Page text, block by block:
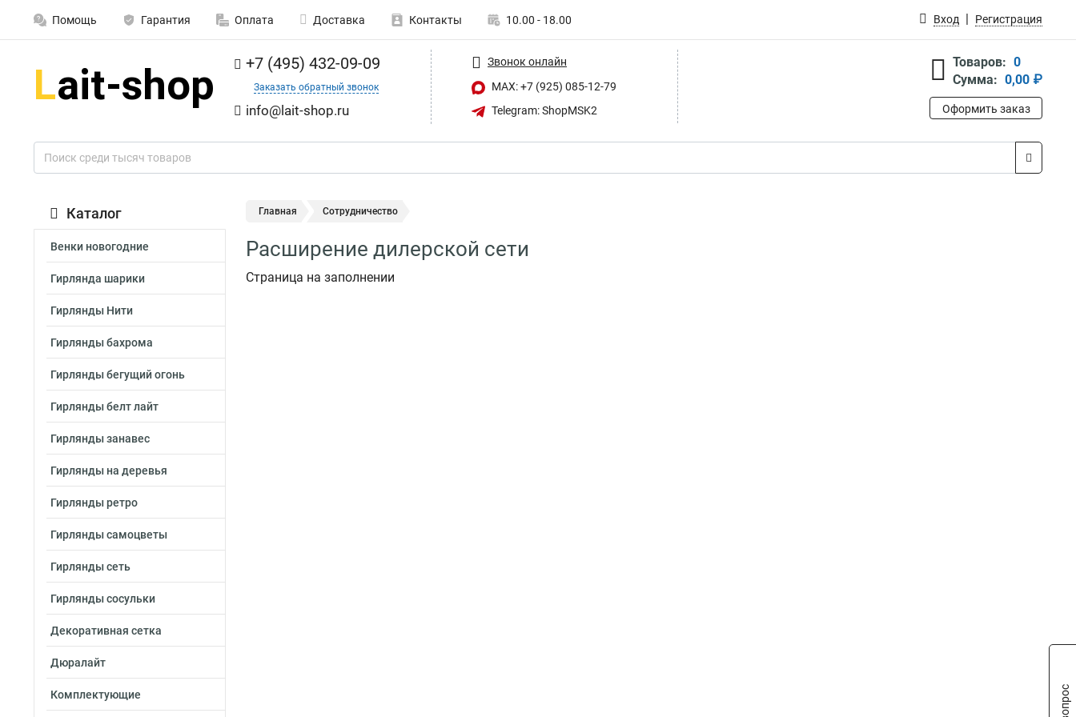
Помощь Гарантия Оплата Доставка Контакты 10.00 - 18.00 Вход Регистрация
+7 (495) 432-09-09
Заказать обратный звонок
info@lait-shop.ru
Звонок онлайн
MAX: +7 (925) 085-12-79
Telegram: ShopMSK2
Товаров: 0
Сумма: 0,00 ₽
Оформить заказ
Каталог
Венки новогодние
Гирлянда шарики
Гирлянды Нити
Гирлянды бахрома
Гирлянды бегущий огонь
Гирлянды белт лайт
Гирлянды занавес
Гирлянды на деревья
Гирлянды ретро
Гирлянды самоцветы
Гирлянды сеть
Гирлянды сосульки
Декоративная сетка
Дюралайт
Комплектующие
Главная Сотрудничество
Расширение дилерской сети
Страница на заполнении